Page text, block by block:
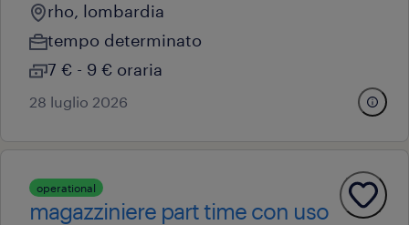
rho, lombardia
tempo determinato
7 € - 9 € oraria
28 luglio 2026
operational
magazziniere part time con uso